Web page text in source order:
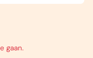
gaan.